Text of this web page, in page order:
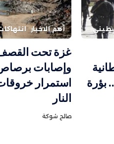
بؤرة
أهم الاخبار
غزة تحت
وإصابات برصاص
استمرار
النار
صالح شوكة